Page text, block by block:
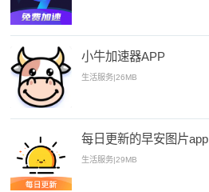
小牛加速器APP
生活服务|26MB
每日更新的早安图片app
生活服务|29MB